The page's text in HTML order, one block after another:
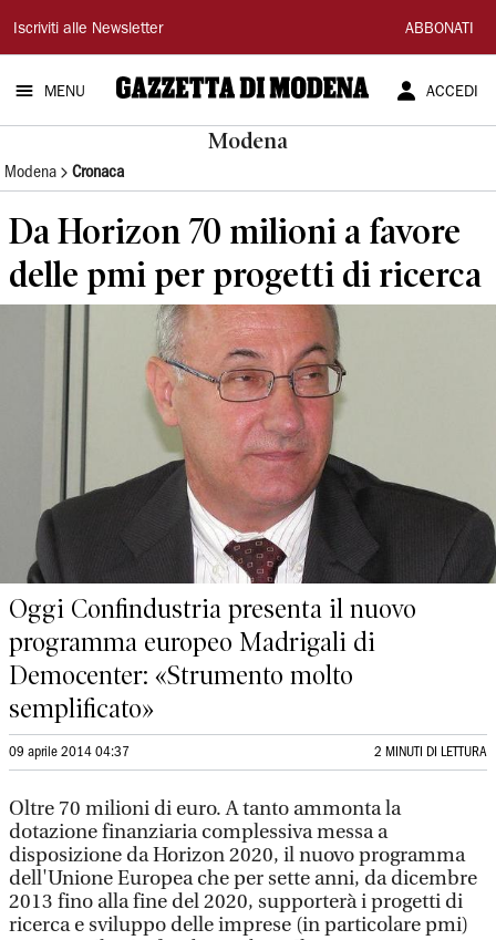
Gazzetta
di
Modena
Iscriviti alle Newsletter ABBONATI
MENU ACCEDI
Modena
Modena Cronaca
Da Horizon 70 milioni a favore
delle pmi per progetti di ricerca
Oggi Confindustria presenta il nuovo
programma europeo Madrigali di
Democenter: «Strumento molto
semplificato»
09 aprile 2014 04:37 2 MINUTI DI LETTURA
Oltre 70 milioni di euro. A tanto ammonta la
dotazione finanziaria complessiva messa a
disposizione da Horizon 2020, il nuovo programma
dell'Unione Europea che per sette anni, da dicembre
2013 fino alla fine del 2020, supporterà i progetti di
ricerca e sviluppo delle imprese (in particolare pmi)